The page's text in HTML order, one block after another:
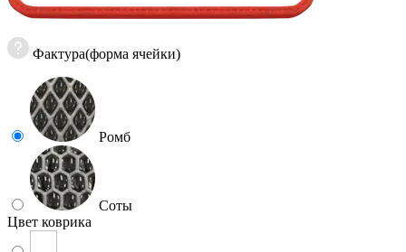
Фактура(форма ячейки)
Ромб
Соты
Цвет коврика